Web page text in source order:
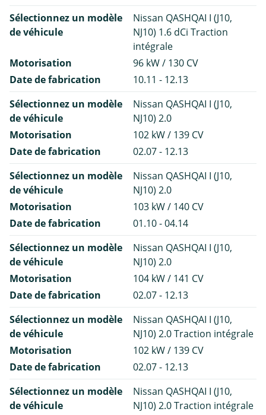
Sélectionnez un modèle
de véhicule
Nissan QASHQAI I (J10,
NJ10) 1.6 dCi Traction
intégrale
Motorisation
96 kW / 130 CV
Date de fabrication
10.11 - 12.13
Sélectionnez un modèle
de véhicule
Nissan QASHQAI I (J10,
NJ10) 2.0
Motorisation
102 kW / 139 CV
Date de fabrication
02.07 - 12.13
Sélectionnez un modèle
de véhicule
Nissan QASHQAI I (J10,
NJ10) 2.0
Motorisation
103 kW / 140 CV
Date de fabrication
01.10 - 04.14
Sélectionnez un modèle
de véhicule
Nissan QASHQAI I (J10,
NJ10) 2.0
Motorisation
104 kW / 141 CV
Date de fabrication
02.07 - 12.13
Sélectionnez un modèle
de véhicule
Nissan QASHQAI I (J10,
NJ10) 2.0 Traction intégrale
Motorisation
102 kW / 139 CV
Date de fabrication
02.07 - 12.13
Sélectionnez un modèle
de véhicule
Nissan QASHQAI I (J10,
NJ10) 2.0 Traction intégrale